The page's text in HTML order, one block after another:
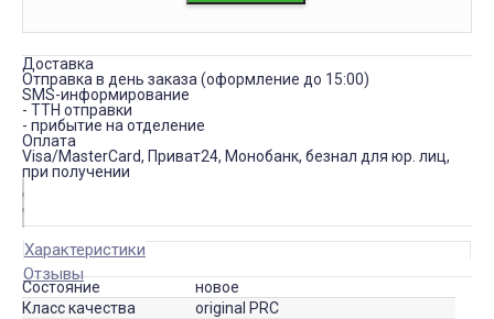
Доставка
Отправка в день заказа (оформление до 15:00)
SMS-информирование
- ТТН отправки
- прибытие на отделение
Оплата
Visa/MasterCard, Приват24, Монобанк, безнал для юр. лиц,
при получении
Характеристики
Отзывы
Состояние
новое
Класс качества
original PRC